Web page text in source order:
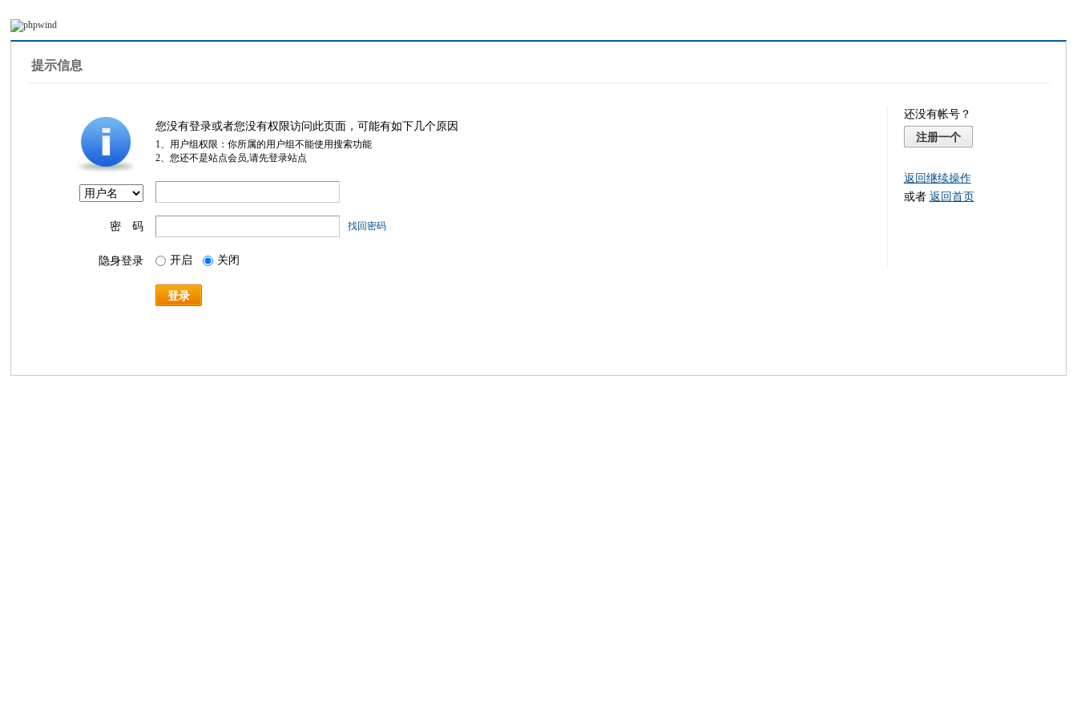
提示信息
您没有登录或者您没有权限访问此页面，可能有如下几个原因
1、用户组权限：你所属的用户组不能使用搜索功能
2、您还不是站点会员,请先登录站点
密 码 找回密码
隐身登录 开启 关闭
登录
还没有帐号？
注册一个
返回继续操作
或者 返回首页